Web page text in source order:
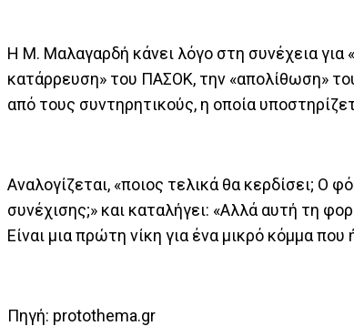
Η Μ. Μαλαγαρδή κάνει λόγο στη συνέχεια για
κατάρρευση» του ΠΑΣΟΚ, την «απολίθωση»
από τους συντηρητικούς, η οποία
Αναλογίζεται, «ποιος τελικά θα κερδίσει; Ο
συνέχισης;» και καταλήγει: «Αλλά αυτή τη
Είναι μια πρώτη νίκη για ένα μικρό κόμμα
Πηγή: protothema.gr